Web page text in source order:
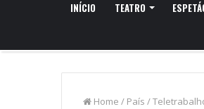
INÍCIO TEATRO
Home / País /